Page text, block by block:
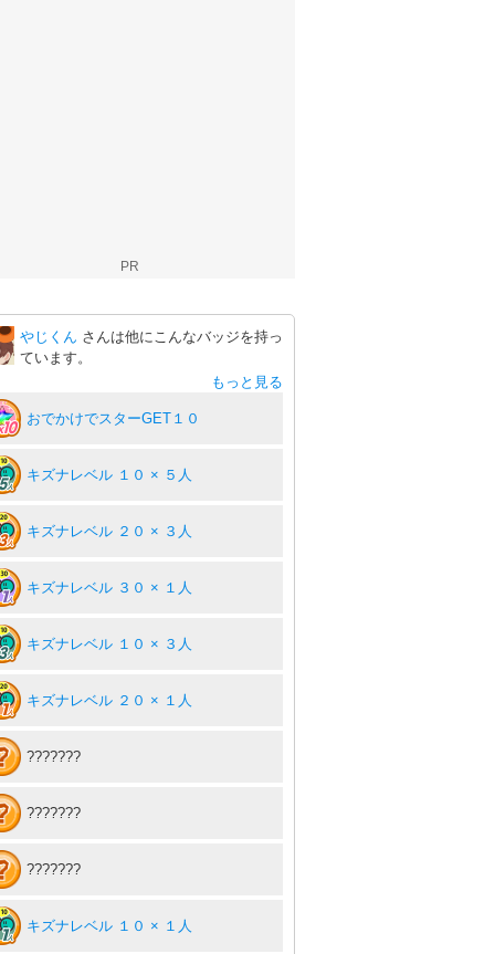
PR
やじくん さんは他にこんなバッジを持っ
ています。
もっと見る
おでかけでスターGET１０
キズナレベル １０ × ５人
キズナレベル ２０ × ３人
キズナレベル ３０ × １人
キズナレベル １０ × ３人
キズナレベル ２０ × １人
???????
???????
???????
キズナレベル １０ × １人